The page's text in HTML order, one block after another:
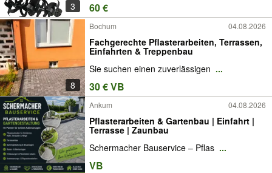
3 60 €
8
Bochum 04.08.2026
Fachgerechte Pflasterarbeiten, Terrassen,
Einfahrten & Treppenbau
Sie suchen einen zuverlässigen ...
30 € VB
Ankum 04.08.2026
Pflasterarbeiten & Gartenbau | Einfahrt |
Terrasse | Zaunbau
Schermacher Bauservice – Pflas ...
VB